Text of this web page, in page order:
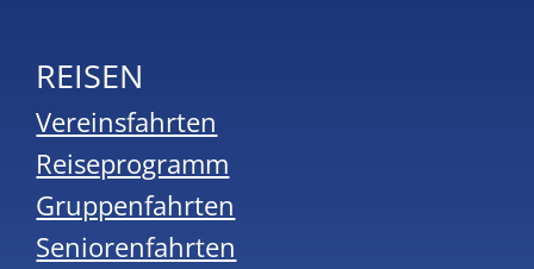
REISEN
Vereinsfahrten
Reiseprogramm
Gruppenfahrten
Seniorenfahrten